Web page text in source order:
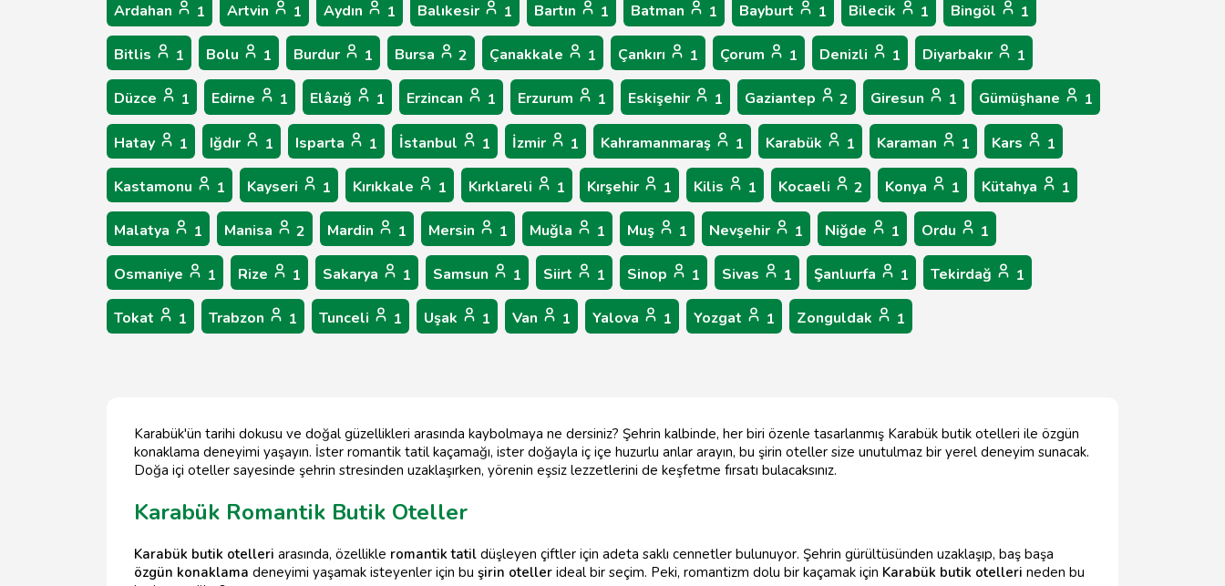
Ardahan 1 Artvin 1 Aydın 1 Balıkesir 1 Bartın 1 Batman 1 Bayburt 1 Bilecik 1 Bingöl 1
Bitlis 1 Bolu 1 Burdur 1 Bursa 2 Çanakkale 1 Çankırı 1 Çorum 1 Denizli 1 Diyarbakır 1
Düzce 1 Edirne 1 Elâzığ 1 Erzincan 1 Erzurum 1 Eskişehir 1 Gaziantep 2 Giresun 1 Gümüşhane 1
Hatay 1 Iğdır 1 Isparta 1 İstanbul 1 İzmir 1 Kahramanmaraş 1 Karabük 1 Karaman 1 Kars 1
Kastamonu 1 Kayseri 1 Kırıkkale 1 Kırklareli 1 Kırşehir 1 Kilis 1 Kocaeli 2 Konya 1 Kütahya 1
Malatya 1 Manisa 2 Mardin 1 Mersin 1 Muğla 1 Muş 1 Nevşehir 1 Niğde 1 Ordu 1
Osmaniye 1 Rize 1 Sakarya 1 Samsun 1 Siirt 1 Sinop 1 Sivas 1 Şanlıurfa 1 Tekirdağ 1
Tokat 1 Trabzon 1 Tunceli 1 Uşak 1 Van 1 Yalova 1 Yozgat 1 Zonguldak 1
Karabük'ün tarihi dokusu ve doğal güzellikleri arasında kaybolmaya ne dersiniz? Şehrin kalbinde, her biri özenle tasarlanmış Karabük butik otelleri ile özgün
konaklama deneyimi yaşayın. İster romantik tatil kaçamağı, ister doğayla iç içe huzurlu anlar arayın, bu şirin oteller size unutulmaz bir yerel deneyim sunacak.
Doğa içi oteller sayesinde şehrin stresinden uzaklaşırken, yörenin eşsiz lezzetlerini de keşfetme fırsatı bulacaksınız.
Karabük Romantik Butik Oteller
Karabük butik otelleri arasında, özellikle romantik tatil düşleyen çiftler için adeta saklı cennetler bulunuyor. Şehrin gürültüsünden uzaklaşıp, baş başa
özgün konaklama deneyimi yaşamak isteyenler için bu şirin oteller ideal bir seçim. Peki, romantizm dolu bir kaçamak için Karabük butik otelleri neden bu